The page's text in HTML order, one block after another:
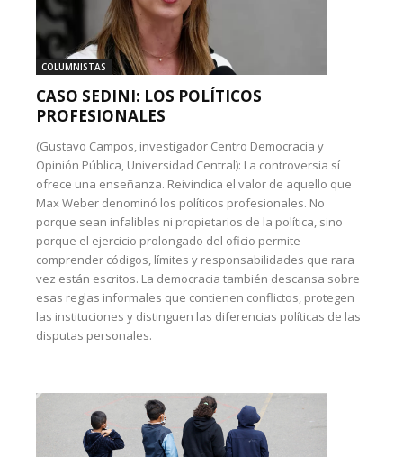
COLUMNISTAS
CASO SEDINI: LOS POLÍTICOS
PROFESIONALES
(Gustavo Campos, investigador Centro Democracia y
Opinión Pública, Universidad Central): La controversia sí
ofrece una enseñanza. Reivindica el valor de aquello que
Max Weber denominó los políticos profesionales. No
porque sean infalibles ni propietarios de la política, sino
porque el ejercicio prolongado del oficio permite
comprender códigos, límites y responsabilidades que rara
vez están escritos. La democracia también descansa sobre
esas reglas informales que contienen conflictos, protegen
las instituciones y distinguen las diferencias políticas de las
disputas personales.